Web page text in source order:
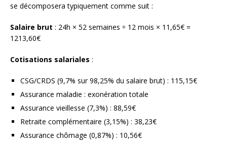
se décomposera typiquement comme suit :
Salaire brut : 24h × 52 semaines ÷ 12 mois × 11,65€ =
1213,60€
Cotisations salariales :
CSG/CRDS (9,7% sur 98,25% du salaire brut) : 115,15€
Assurance maladie : exonération totale
Assurance vieillesse (7,3%) : 88,59€
Retraite complémentaire (3,15%) : 38,23€
Assurance chômage (0,87%) : 10,56€